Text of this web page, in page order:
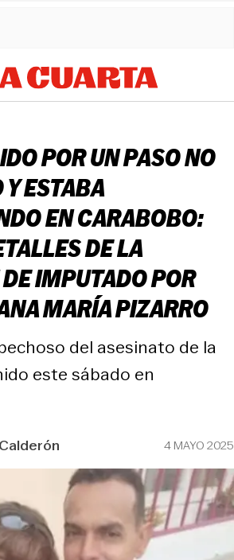
POR UN PASO NO
ESTABA
EN CARABOBO:
DE LA
IMPUTADO POR
MARÍA PIZARRO
del asesinato de la
este sábado en
4 MAYO 2025